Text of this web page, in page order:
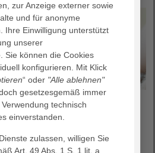
Patient:innen: Neben unseren
unterschiedlichen Bereichen,
Belange unserer Patient:innen
viele Ehrenamtliche mit viel
zur Anzeige externer sowie
und für anonyme
Ihre Einwilligung unterstützt
unserer
Sie können die Cookies
konfigurieren. Mit Klick
“ oder "Alle ablehnen"
gesetzesgemäß immer
technisch
einverstanden.
zulassen, willigen Sie
Art. 49 Abs. 1 S. 1 lit. a